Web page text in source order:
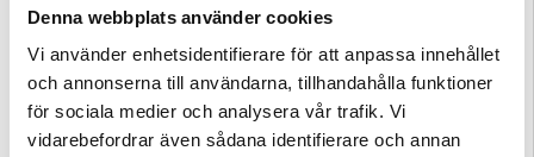
Denna webbplats använder cookies
Vi använder enhetsidentifierare för att anpassa innehållet
och annonserna till användarna, tillhandahålla funktioner
för sociala medier och analysera vår trafik. Vi
vidarebefordrar även sådana identifierare och annan
- Övervaka sömnkvaliteten under natten och justera sedan ditt schema baserat
på omfattande data om sömnstadier
- Lagra flera ljusa 3D-urtavlor och byt stil för gym, kontor eller kvällsevenemang
på några sekunder
Varför den här produkten är perfekt att köpa
De flesta klockor i affärsstil tvingar fram en kompromiss mellan tunn design och
batteritid. MT61 har en 200 mAh-cell i ett 7,5 mm fodral och klarar upp till fem
dagars normal användning. Den böjda AMOLED-panelen konkurrerar med
flaggskeppstelefoner när det gäller färgdjup, och hälsosensorer med flera